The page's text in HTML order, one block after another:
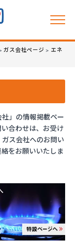
ガス会社ページ > エネ
」の情報掲載ペー
合わせは、お受け
ス会社へのお問い
をお願いいたしま